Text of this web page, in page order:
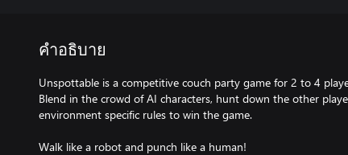
คำอธิบาย
Unspottable is a competitive couch party game for 2 to 4
Blend in the crowd of AI characters, hunt down the other
environment specific rules to win the game.
Walk like a robot and punch like a human!